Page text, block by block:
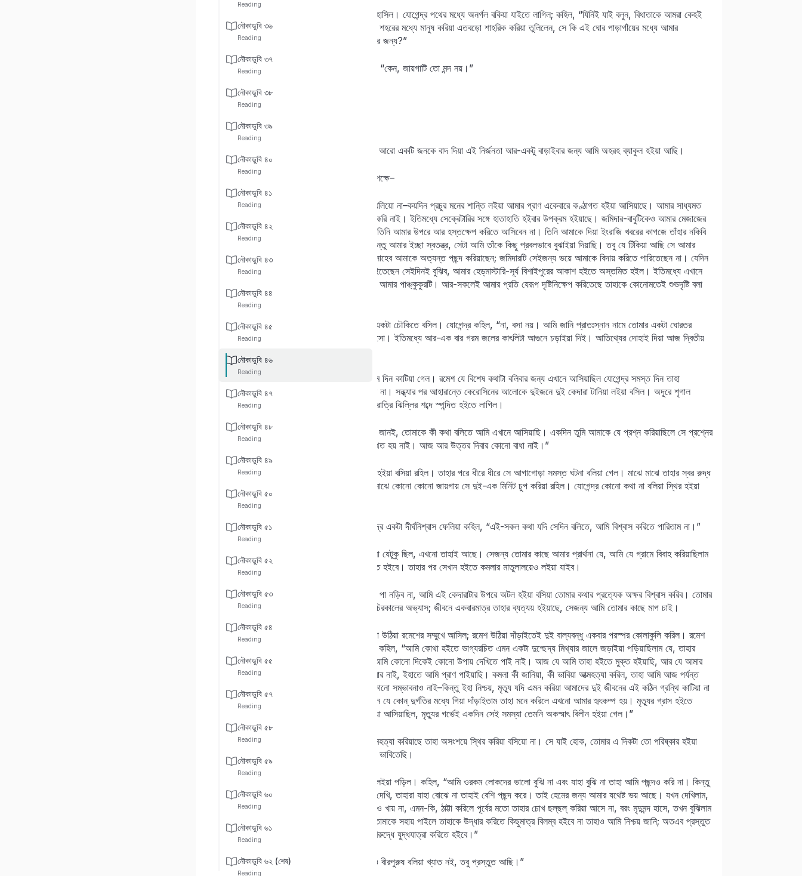
Reading
নৌকাডুবি ৩৬
Reading
নৌকাডুবি ৩৭
Reading
নৌকাডুবি ৩৮
Reading
নৌকাডুবি ৩৯
Reading
নৌকাডুবি ৪০
Reading
নৌকাডুবি ৪১
Reading
নৌকাডুবি ৪২
Reading
নৌকাডুবি ৪৩
Reading
নৌকাডুবি ৪৪
Reading
নৌকাডুবি ৪৫
Reading
নৌকাডুবি ৪৬
Reading
নৌকাডুবি ৪৭
Reading
নৌকাডুবি ৪৮
Reading
নৌকাডুবি ৪৯
Reading
নৌকাডুবি ৫০
Reading
নৌকাডুবি ৫১
Reading
নৌকাডুবি ৫২
Reading
নৌকাডুবি ৫৩
Reading
নৌকাডুবি ৫৪
Reading
নৌকাডুবি ৫৫
Reading
নৌকাডুবি ৫৭
Reading
নৌকাডুবি ৫৮
Reading
নৌকাডুবি ৫৯
Reading
নৌকাডুবি ৬০
Reading
নৌকাডুবি ৬১
Reading
নৌকাডুবি ৬২ (শেষ)
Reading
রমেশ অপ্রতিভ হইয়া একটুখানি হাসিল। যোগেন্দ্র পথের মধ্যে অনর্গল বকিয়া যাইতে লাগিল; কহিল, “যিনিই যাই বলুন, বিধাতাকে আমরা কেহই
চিনিতে পারি নাই। তিনি আমাকে শহরের মধ্যে মানুষ করিয়া এতবড়ো শাহরিক করিয়া তুলিলেন, সে কি এই ঘোর পাড়াগাঁয়ের মধ্যে আমার
জীবাত্মাটাকে একেবারে মাঠে মারিবার জন্য?”
রমেশ চারি দিকে তাকাইয়া কহিল, “কেন, জায়গাটি তো মন্দ নয়।”
যোগেন্দ্র। এইজন্য আমার মতো আরো একটি জনকে বাদ দিয়া এই নির্জনতা আর-একটু বাড়াইবার জন্য আমি অহরহ ব্যাকুল হইয়া আছি।
রমেশ। যাই বল, মনের শান্তির পক্ষে–
যোগেন্দ্র। ও-সব কথা আমাকে বলিয়ো না–কয়দিন প্রচুর মনের শান্তি লইয়া আমার প্রাণ একেবারে কণ্ঠাগত হইয়া আসিয়াছে। আমার সাধ্যমত
এই শান্তি ভাঙিবার জন্য ত্রুটি করি নাই। ইতিমধ্যে সেক্রেটারির সঙ্গে হাতাহাতি হইবার উপক্রম হইয়াছে। জমিদার-বাবুটিকেও আমার মেজাজের
যে-প্রকার পরিচয় দিয়াছি সহজে তিনি আমার উপরে আর হস্তক্ষেপ করিতে আসিবেন না। তিনি আমাকে দিয়া ইংরাজি খবরের কাগজে তাঁহার নকিবি
করাইয়া লইতে ইচ্ছুক ছিলেন–কিন্তু আমার ইচ্ছা স্বতন্ত্র, সেটা আমি তাঁকে কিছু প্রবলভাবে বুঝাইয়া দিয়াছি। তবু যে টিঁকিয়া আছি সে আমার
নিজগুণে নয়। এখানকার জয়েণ্ট্‌সাহেব আমাকে অত্যন্ত পছন্দ করিয়াছেন; জমিদারটি সেইজন্য ভয়ে আমাকে বিদায় করিতে পারিতেছেন না। যেদিন
গেজেটে দেখিব, জয়েণ্ট্‌ বদলি হইতেছেন সেইদিনই বুঝিব, আমার হেড্‌মাস্টারি-সূর্য বিশাইপুরের আকাশ হইতে অস্তমিত হইল। ইতিমধ্যে এখানে
আমার একটিমাত্র আলাপী আছে, আমার পাঞ্চ্‌কুকুরটি। আর-সকলেই আমার প্রতি যেরূপ দৃষ্টিনিক্ষেপ করিতেছে তাহাকে কোনোমতেই শুভদৃষ্টি বলা
যোগেন্দ্রের বাসায় আসিয়া রমেশ একটা চৌকিতে বসিল। যোগেন্দ্র কহিল, “না, বসা নয়। আমি জানি প্রাতঃস্নান নামে তোমার একটা ঘোরতর
কুসংস্কার আছে, সেটা সারিয়া এসো। ইতিমধ্যে আর-এক বার গরম জলের কাৎলিটা আগুনে চড়াইয়া দিই। আতিথ্যের দোহাই দিয়া আজ দ্বিতীয়
এইরূপে আহার আলাপ ও বিশ্রামে দিন কাটিয়া গেল। রমেশ যে বিশেষ কথাটা বলিবার জন্য এখানে আসিয়াছিল যোগেন্দ্র সমস্ত দিন তাহা
কোনোমেতই বলিবার অবকাশ দিল না। সন্ধ্যার পর আহারান্তে কেরোসিনের আলোকে দুইজনে দুই কেদারা টানিয়া লইয়া বসিল। অদূরে শৃগাল
ডাকিয়া গেল ও বাহিরে অন্ধকার রাত্রি ঝিল্লির শব্দে স্পন্দিত হইতে লাগিল।
রমেশ কহিল, “যোগেন, তুমি তো জানই, তোমাকে কী কথা বলিতে আমি এখানে আসিয়াছি। একদিন তুমি আমাকে যে প্রশ্ন করিয়াছিলে সে প্রশ্নের
উত্তর করিবার সময় তখন উপস্থিত হয় নাই। আজ আর উত্তর দিবার কোনো বাধা নাই।”
এই বলিয়া রমেশ কিছুক্ষণ স্তব্ধ হইয়া বসিয়া রহিল। তাহার পরে ধীরে ধীরে সে আগাগোড়া সমস্ত ঘটনা বলিয়া গেল। মাঝে মাঝে তাহার স্বর রুদ্ধ
হইয়া কণ্ঠ কম্পিত হইল, মাঝে মাঝে কোনো কোনো জায়গায় সে দুই-এক মিনিট চুপ করিয়া রহিল। যোগেন্দ্র কোনো কথা না বলিয়া স্থির হইয়া
যখন বলা হইয়া গেল তখন যোগেন্দ্র একটা দীর্ঘনিশ্বাস ফেলিয়া কহিল, “এই-সকল কথা যদি সেদিন বলিতে, আমি বিশ্বাস করিতে পারিতাম না।”
রমেশ। বিশ্বাস করার হেতু তখনো যেটুকু ছিল, এখনো তাহাই আছে। সেজন্য তোমার কাছে আমার প্রার্থনা যে, আমি যে গ্রামে বিবাহ করিয়াছিলাম
সে গ্রামে একবার তোমাকে যাইতে হইবে। তাহার পর সেখান হইতে কমলার মাতুলালয়েও লইয়া যাইব।
যোগেন্দ্র। আমি কোনোখানে এক পা নড়িব না, আমি এই কেদারাটার উপরে অটল হইয়া বসিয়া তোমার কথার প্রত্যেক অক্ষর বিশ্বাস করিব। তোমার
সকল কথাই বিশ্বাস করা আমার চিরকালের অভ্যাস; জীবনে একবারমাত্র তাহার ব্যত্যয় হইয়াছে, সেজন্য আমি তোমার কাছে মাপ চাই।
এই বলিয়া যোগেন্দ্র চৌকি ছাড়িয়া উঠিয়া রমেশের সম্মুখে আসিল; রমেশ উঠিয়া দাঁড়াইতেই দুই বাল্যবন্ধু একবার পরস্পর কোলাকুলি করিল। রমেশ
রুদ্ধ কণ্ঠ পরিষ্কার করিয়া লইয়া কহিল, “আমি কোথা হইতে ভাগ্যরচিত এমন একটা দুশ্ছেদ্য মিথ্যার জালে জড়াইয়া পড়িয়াছিলাম যে, তাহার
মধ্যেই সম্পূর্ণ ধরা দেওয়া ছাড়া আমি কোনো দিকেই কোনো উপায় দেখিতে পাই নাই। আজ যে আমি তাহা হইতে মুক্ত হইয়াছি, আর যে আমার
কাহারো কাছে কিছুই গোপন করিবার নাই, ইহাতে আমি প্রাণ পাইয়াছি। কমলা কী জানিয়া, কী ভাবিয়া আত্মহত্যা করিল, তাহা আমি আজ পর্যন্ত
বুঝিতে পারি নাই, আর বুঝিবার কোনো সম্ভাবনাও নাই–কিন্তু ইহা নিশ্চয়, মৃত্যু যদি এমন করিয়া আমাদের দুই জীবনের এই কঠিন গ্রন্থি কাটিয়া না
দিত, তবে শেষকালে আমরা দুজনে যে কোন্‌ দুর্গতির মধ্যে গিয়া দাঁড়াইতাম তাহা মনে করিলে এখনো আমার হৃৎকম্প হয়। মৃত্যুর গ্রাস হইতে
একদিন সে সমস্যা অকস্মাৎ উঠিয়া আসিয়াছিল, মৃত্যুর গর্ভেই একদিন সেই সমস্যা তেমনি অকস্মাৎ বিলীন হইয়া গেল।”
যোগেন্দ্র। কমলা যে নিশ্চয়ই আত্মহত্যা করিয়াছে তাহা অসংশয়ে স্থির করিয়া বসিয়ো না। সে যাই হোক, তোমার এ দিকটা তো পরিষ্কার হইয়া
গেল, এখন নলিনাক্ষের কথা আমি ভাবিতেছি।
তাহার পরে যোগেন্দ্র নলিনাক্ষকে লইয়া পড়িল। কহিল, “আমি ওরকম লোকদের ভালো বুঝি না এবং যাহা বুঝি না তাহা আমি পছন্দও করি না। কিন্তু
অনেক লোকের অন্যরকম মতিই দেখি, তাহারা যাহা বোঝে না তাহাই বেশি পছন্দ করে। তাই হেমের জন্য আমার যথেষ্ট ভয় আছে। যখন দেখিলাম,
সে চা ছাড়িয়া দিয়াছে, মাছ-মাংসও খায় না, এমন-কি, ঠাট্টা করিলে পূর্বের মতো তাহার চোখ ছল্‌ছল্‌ করিয়া আসে না, বরং মৃদুমন্দ হাসে, তখন বুঝিলাম
গতিক ভালো নয়। যাই হোক, তোমাকে সহায় পাইলে তাহাকে উদ্ধার করিতে কিছুমাত্র বিলম্ব হইবে না তাহাও আমি নিশ্চয় জানি; অতএব প্রস্তুত
হও, দুই বন্ধু মিলিয়া সন্ন্যাসীর বিরুদ্ধে যুদ্ধযাত্রা করিতে হইবে।”
রমেশ হাসিয়া কহিল, “আমি যদিও বীরপুরুষ বলিয়া খ্যাত নই, তবু প্রস্তুত আছি।”